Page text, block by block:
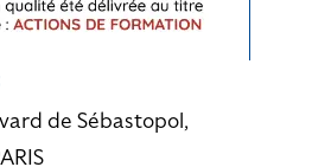
de Sébastopol,